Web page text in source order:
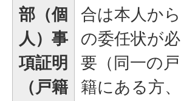
部（個
人）事
項証明
（戸籍
合は本人から
の委任状が必
要（同一の戸
籍にある方、